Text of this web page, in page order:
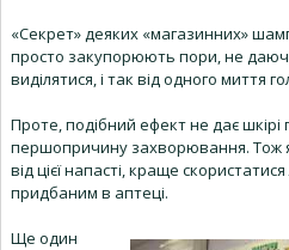
«Секрет» деяких «магазинних»
просто закупорюють пори, не
виділятися, і так від одного миття
Проте, подібний ефект не дає
першопричину захворювання. Тож
від цієї напасті, краще
придбаним в аптеці.
Ще один